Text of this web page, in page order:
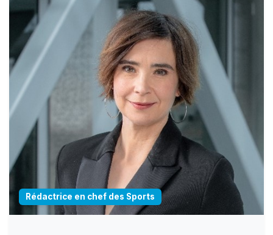
Rédactrice en chef des Sports